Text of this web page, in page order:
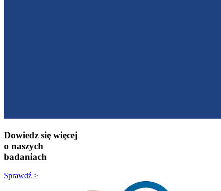
Dowiedz się więcej
o naszych
badaniach
Sprawdź >